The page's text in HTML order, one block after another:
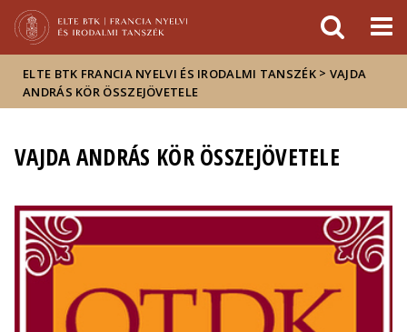
Hírek
Események
ELTE a
sajtóban
ELTE BTK FRANCIA NYELVI ÉS IRODALMI TANSZÉK > VAJDA
ANDRÁS KÖR ÖSSZEJÖVETELE
VAJDA ANDRÁS KÖR ÖSSZEJÖVETELE